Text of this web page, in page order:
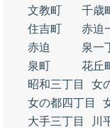
文教町
千歳
住吉町
赤迫
赤迫
泉一
泉町
花丘
昭和三丁目
女
女の都四丁目
大手三丁目
川